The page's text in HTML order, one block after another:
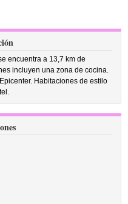
encuentra a 13,7 km de
incluyen una zona de cocina.
Habitaciones de estilo